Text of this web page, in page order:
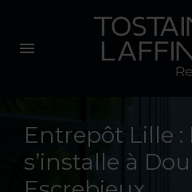
menu
Entrepôt Lille :
s’installe à